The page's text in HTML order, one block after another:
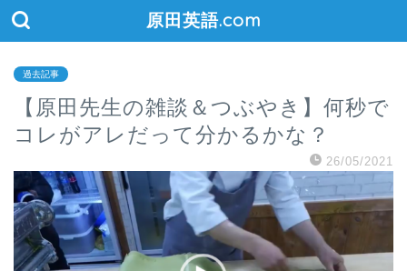
原田英語.com
過去記事
【原田先生の雑談＆つぶやき】何秒で
コレがアレだって分かるかな？
26/05/2021